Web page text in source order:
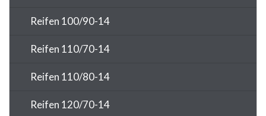
Reifen 100/90-14
Reifen 110/70-14
Reifen 110/80-14
Reifen 120/70-14